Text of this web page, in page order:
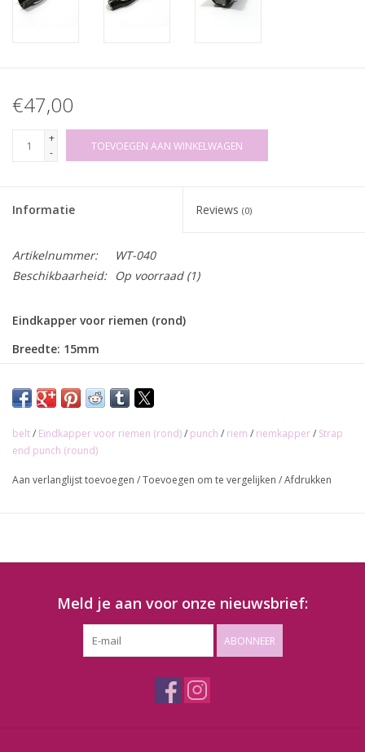
€47,00
+
-
TOEVOEGEN AAN WINKELWAGEN
Informatie Reviews (0)
Artikelnummer:
WT-040
Beschikbaarheid:
Op voorraad(1)
Eindkapper voor riemen (rond)
Breedte: 15mm
belt/ Eindkapper voor riemen (rond)/ punch / riem / riemkapper/ Strap
end punch (round)
Aan verlanglijst toevoegen /Toevoegen om te vergelijken /Afdrukken
Meld je aan voor onze nieuwsbrief:
ABONNEER